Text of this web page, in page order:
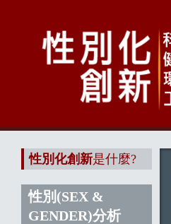
性別化創新是什麼?
性別(SEX &
GENDER)分析